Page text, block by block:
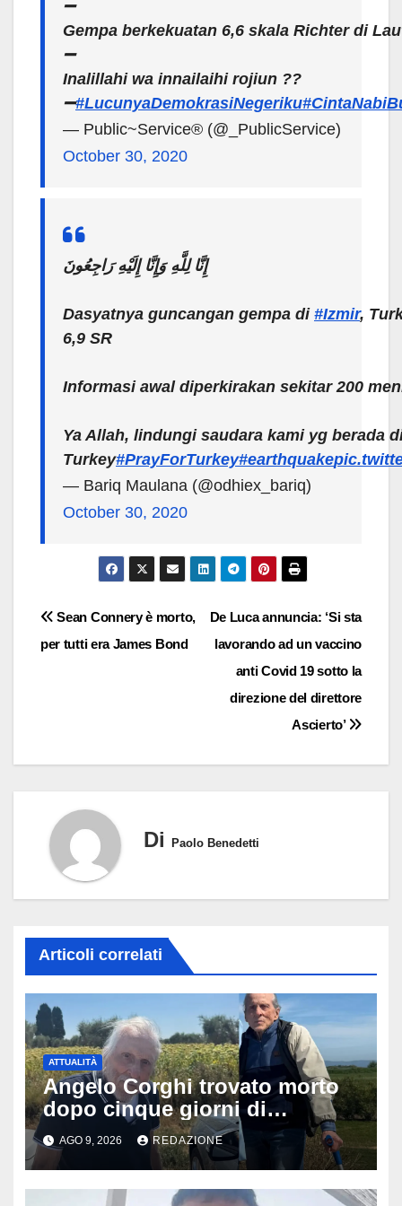
➖
Gempa berkekuatan 6,6 skala Richter di
➖
Inalillahi wa innailaihi rojiun ??
➖#LucunyaDemokrasiNegeriku
— Public~Service® (@_PublicService)
October 30, 2020
إِنَّا لِلَّهِ وَإِنَّا إِلَيْهِ رَاجِعُونَ
Dasyatnya guncangan gempa di #Izmir,
6,9 SR
Informasi awal diperkirakan sekitar 200
Ya Allah, lindungi saudara kami yg berada
Turkey#PrayForTurkey#earthquake
— Bariq Maulana (@odhiex_bariq)
October 30, 2020
Navigazione
articoli
De Luca annuncia: ‘Si sta
lavorando ad un vaccino
anti Covid 19 sotto la
direzione del direttore
Ascierto’
Sean Connery è morto,
per tutti era James Bond
Di Paolo Benedetti
Articoli correlati
ATTUALITÀ
Angelo Corghi trovato morto
dopo cinque giorni di
ricerche: il giallo dell’80enne
scomparso dopo essere
uscito dall’Inps a Grosseto
AGO 9, 2026 REDAZIONE